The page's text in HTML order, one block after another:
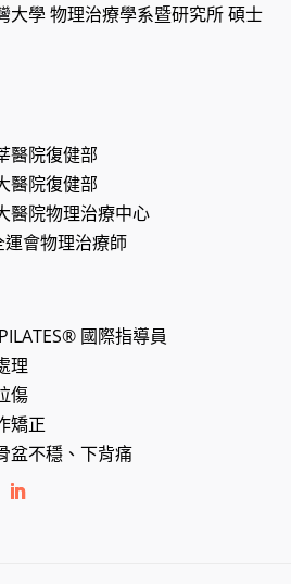
大學 物理治療學系暨研究所 碩士
醫院復健部
醫院復健部
醫院物理治療中心
運會物理治療師
國際指導員
理
傷
矯正
盆不穩、下背痛